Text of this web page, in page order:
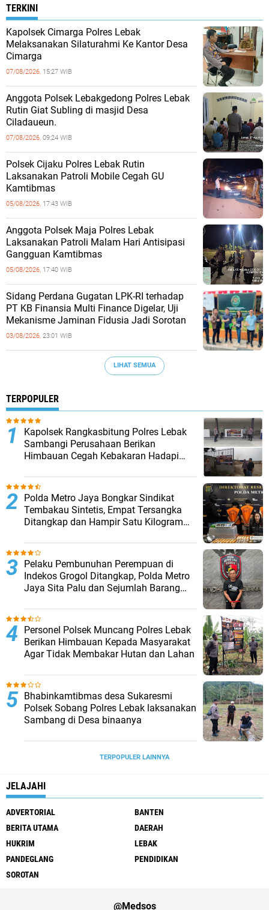
TERKINI
Kapolsek Cimarga Polres Lebak
Melaksanakan Silaturahmi Ke Kantor Desa
Cimarga
07/08/2026, 15:27 WIB
Anggota Polsek Lebakgedong Polres Lebak
Rutin Giat Subling di masjid Desa
Ciladaueun.
07/08/2026, 09:24 WIB
Polsek Cijaku Polres Lebak Rutin
Laksanakan Patroli Mobile Cegah GU
Kamtibmas
05/08/2026, 17:43 WIB
Anggota Polsek Maja Polres Lebak
Laksanakan Patroli Malam Hari Antisipasi
Gangguan Kamtibmas
05/08/2026, 17:40 WIB
Sidang Perdana Gugatan LPK-RI terhadap
PT KB Finansia Multi Finance Digelar, Uji
Mekanisme Jaminan Fidusia Jadi Sorotan
03/08/2026, 23:01 WIB
LIHAT SEMUA
TERPOPULER
Kapolsek Rangkasbitung Polres Lebak
Sambangi Perusahaan Berikan
Himbauan Cegah Kebakaran Hadapi
‎Polda Metro Jaya Bongkar Sindikat
Tembakau Sintetis, Empat Tersangka
Ditangkap dan Hampir Satu Kilogram
Pelaku Pembunuhan Perempuan di
Indekos Grogol Ditangkap, Polda Metro
Jaya Sita Palu dan Sejumlah Barang
Personel Polsek Muncang Polres Lebak
Berikan Himbauan Kepada Masyarakat
Agar Tidak Membakar Hutan dan Lahan
Bhabinkamtibmas desa Sukaresmi
Polsek Sobang Polres Lebak laksanakan
Sambang di Desa binaanya
TERPOPULER LAINNYA
JELAJAHI
ADVERTORIAL
BANTEN
BERITA UTAMA
DAERAH
HUKRIM
LEBAK
PANDEGLANG
PENDIDIKAN
SOROTAN
@Medsos